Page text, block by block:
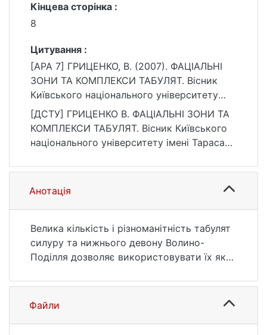
Кінцева сторінка :
8
Цитування :
[APA 7] ГРИЦЕНКО, В. (2007). ФАЦІАЛЬНІ
ЗОНИ ТА КОМПЛЕКСИ ТАБУЛЯТ. Вісник
Київського національного університету
імені Тараса Шевченка. Геологія, (40), 6–8.
https://ir.library.knu.ua/handle/15071834/2131
0
[ДСТУ] ГРИЦЕНКО В. ФАЦІАЛЬНІ ЗОНИ ТА
КОМПЛЕКСИ ТАБУЛЯТ. Вісник Київського
національного університету імені Тараса
URL:
https://ir.library.knu.ua/handle/15071834/2131
0 (дата звернення: 25.07.2026).
Анотація
Велика кількість і різноманітність табулят
силуру та нижнього девону Волино-
Поділля дозволяє використовувати їх як
Файли